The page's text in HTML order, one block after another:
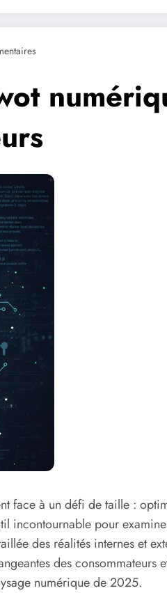
face à un défi de taille :
incontournable pour
des réalités internes et
des
numérique de 2025.